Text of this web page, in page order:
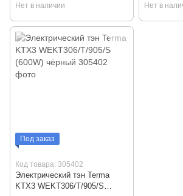
Нет в наличии Нет в
Под заказ
Код товара: 305402
Электрический тэн Terma
KTX3 WEKT306/T/905/S